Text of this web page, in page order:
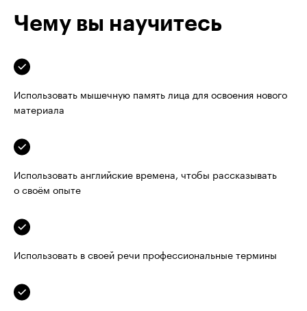
Чему вы научитесь
Использовать мышечную память лица для освоения нового
материала
Использовать английские времена, чтобы рассказывать
о своём опыте
Использовать в своей речи профессиональные термины